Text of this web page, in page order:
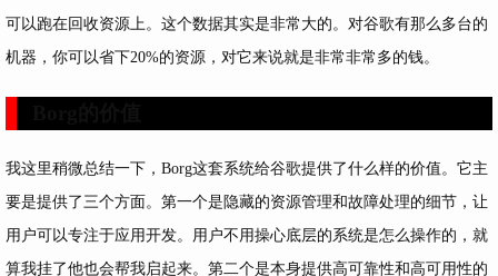
可以跑在回收资源上。这个数据其实是非常大的。对谷歌有那么多台的
机器，你可以省下20%的资源，对它来说就是非常非常多的钱。
我这里稍微总结一下，Borg这套系统给谷歌提供了什么样的价值。它主
要是提供了三个方面。第一个是隐藏的资源管理和故障处理的细节，让
用户可以专注于应用开发。用户不用操心底层的系统是怎么操作的，就
算我挂了他也会帮我启起来。第二个是本身提供高可靠性和高可用性的